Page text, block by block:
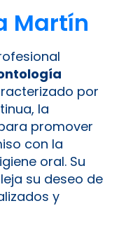
Martín
por
la
promover
con la
oral. Su
su deseo de
y